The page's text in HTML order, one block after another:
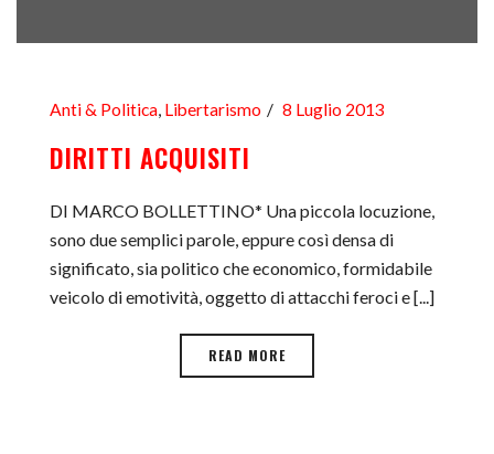
Anti & Politica Libertarismo 8 Luglio 2013
DIRITTI ACQUISITI
DI MARCO BOLLETTINO* Una piccola locuzione,
sono due semplici parole, eppure così densa di
significato, sia politico che economico, formidabile
veicolo di emotività, oggetto di attacchi feroci e [...]
READ MORE